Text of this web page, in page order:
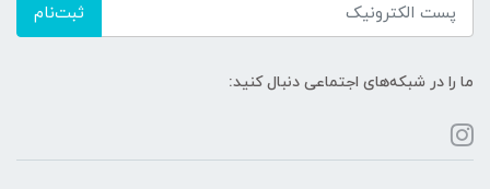
ثبت‌نام
ما را در شبکه‌های اجتماعی دنبال کنید: